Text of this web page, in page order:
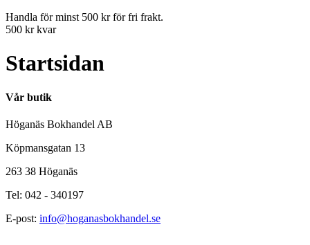
Handla för minst 500 kr för fri frakt.
500 kr kvar
Startsidan
Vår butik
Höganäs Bokhandel AB
Köpmansgatan 13
263 38 Höganäs
Tel: 042 - 340197
E-post: info@hoganasbokhandel.se